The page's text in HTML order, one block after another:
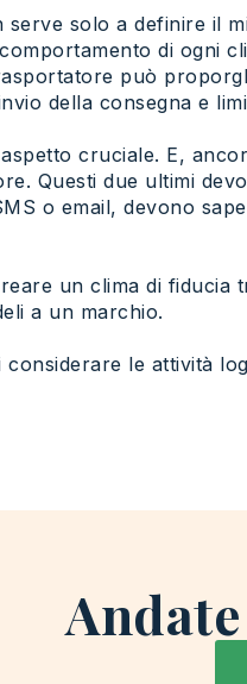
solo a definire il
di ogni
può
della consegna e
cruciale. E,
Questi due ultimi
o email, devono
un clima di
a un marchio.
le attività